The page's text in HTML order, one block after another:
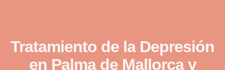
Tratamiento de la Depresión
en Palma de Mallorca y